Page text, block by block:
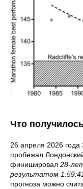
Что
26 апреля 2026 года
пробежал
финишировал 28-
результатом
прогноза можно